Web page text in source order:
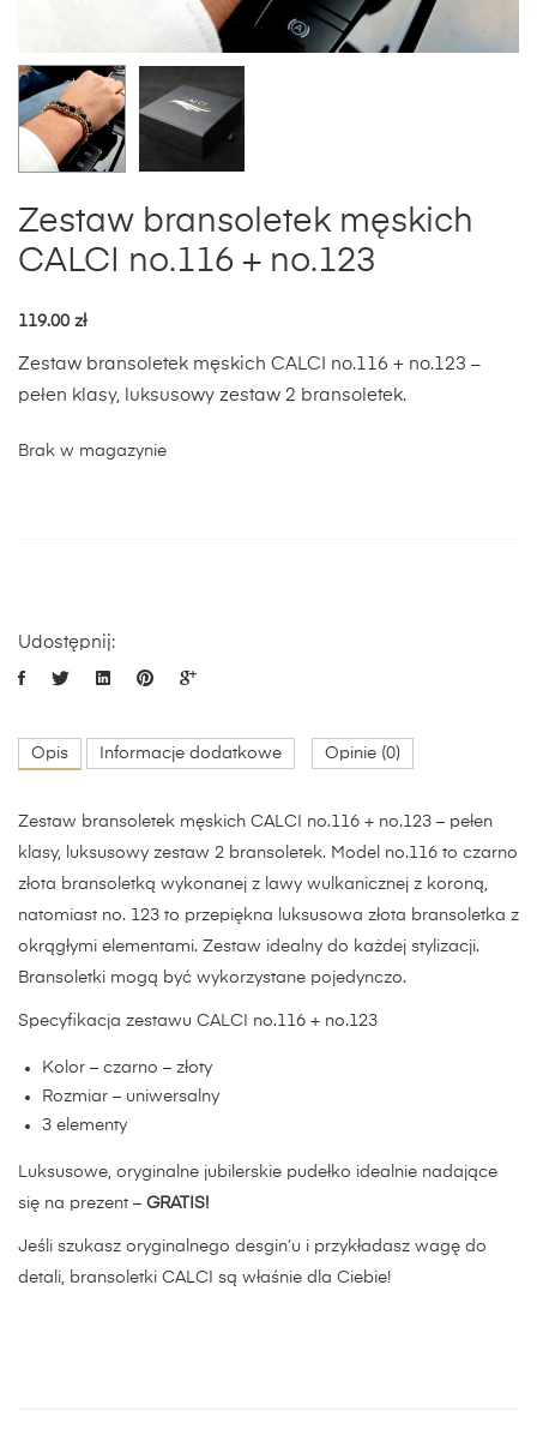
Zestaw bransoletek męskich
CALCI no.116 + no.123
119.00 zł
Zestaw bransoletek męskich CALCI no.116 + no.123 –
pełen klasy, luksusowy zestaw 2 bransoletek.
Brak w magazynie
Udostępnij:
Opis Informacje dodatkowe Opinie (0)
Zestaw bransoletek męskich CALCI no.116 + no.123 – pełen
klasy, luksusowy zestaw 2 bransoletek. Model no.116 to czarno
złota bransoletką wykonanej z lawy wulkanicznej z koroną,
natomiast no. 123 to przepiękna luksusowa złota bransoletka z
okrągłymi elementami. Zestaw idealny do każdej stylizacji.
Bransoletki mogą być wykorzystane pojedynczo.
Specyfikacja zestawu CALCI no.116 + no.123
Kolor – czarno – złoty
Rozmiar – uniwersalny
3 elementy
Luksusowe, oryginalne jubilerskie pudełko idealnie nadające
się na prezent – GRATIS!
Jeśli szukasz oryginalnego desgin’u i przykładasz wagę do
detali, bransoletki CALCI są właśnie dla Ciebie!